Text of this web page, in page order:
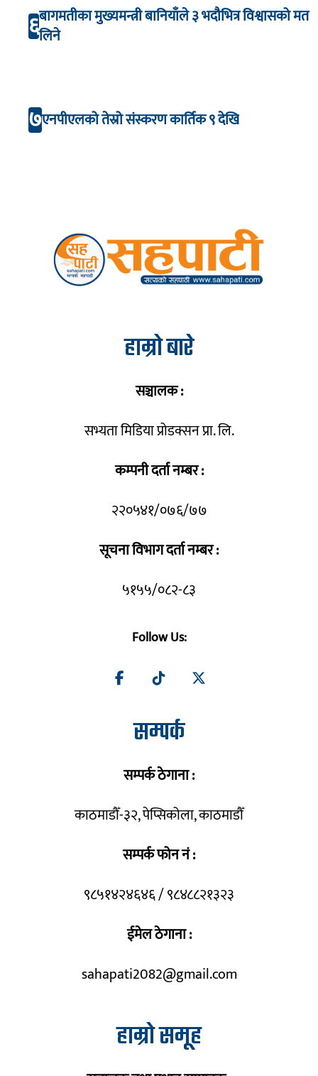
६बागमतीका मुख्यमन्त्री बानियाँले ३ भदौभित्र विश्वासको मत
लिने
७एनपीएलको तेस्रो संस्करण कार्तिक ९ देखि
हाम्रो बारे
सञ्चालक :
सभ्यता मिडिया प्रोडक्सन प्रा. लि.
कम्पनी दर्ता नम्बर :
२२०५४१/०७६/७७
सूचना विभाग दर्ता नम्बर :
५१५५/०८२-८३
Follow Us:
सम्पर्क
सम्पर्क ठेगाना :
काठमाडौँ-३२, पेप्सिकोला, काठमाडौँ
सम्पर्क फोन नं :
९८५१४२४६४६ / ९८४८८२१३२३
ईमेल ठेगाना :
sahapati2082@gmail.com
हाम्रो समूह